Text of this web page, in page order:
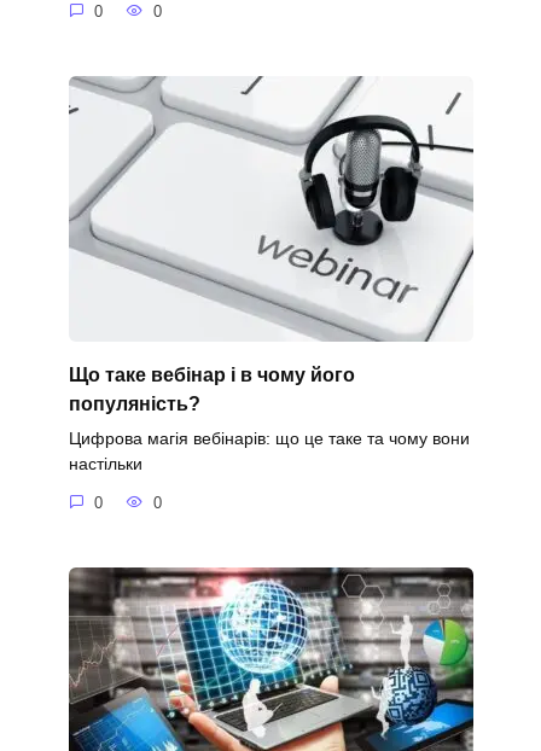
0 0
Що таке вебінар і в чому його
популяність?
Цифрова магія вебінарів: що це таке та чому вони
настільки
0 0